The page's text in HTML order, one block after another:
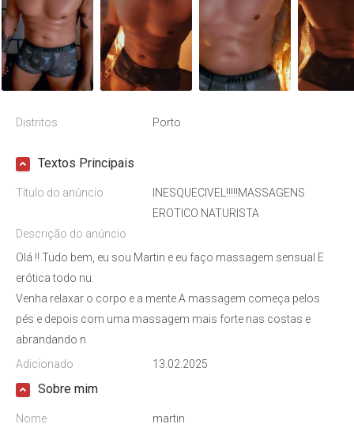
Distritos Porto
Textos Principais
Título do anúncio
INESQUECIVEL!!!!!MASSAGENS
EROTICO NATURISTA
Descrição do anúncio
Olá !! Tudo bem, eu sou Martin e eu faço massagem sensual E
erótica todo nu.
Venha relaxar o corpo e a mente.A massagem começa pelos
pés e depois com uma massagem mais forte nas costas e
abrandando n
Adicionado
13.02.2025
Sobre mim
Nome
martin